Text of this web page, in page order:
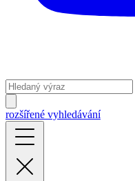
rozšířené vyhledávání